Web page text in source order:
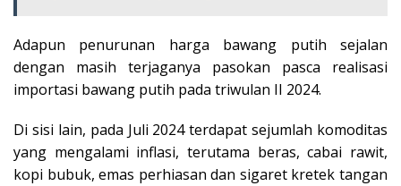
Adapun penurunan harga bawang putih sejalan
dengan masih terjaganya pasokan pasca realisasi
importasi bawang putih pada triwulan II 2024.
Di sisi lain, pada Juli 2024 terdapat sejumlah komoditas
yang mengalami inflasi, terutama beras, cabai rawit,
kopi bubuk, emas perhiasan dan sigaret kretek tangan